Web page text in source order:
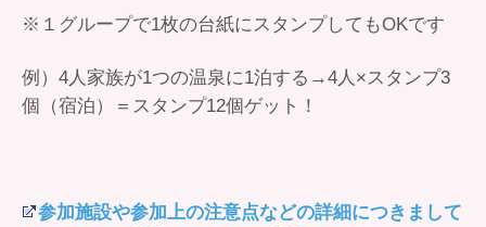
※１グループで1枚の台紙にスタンプしてもOKです
例）4人家族が1つの温泉に1泊する→4人×スタンプ3
個（宿泊）＝スタンプ12個ゲット！
参加施設や参加上の注意点などの詳細につきまして